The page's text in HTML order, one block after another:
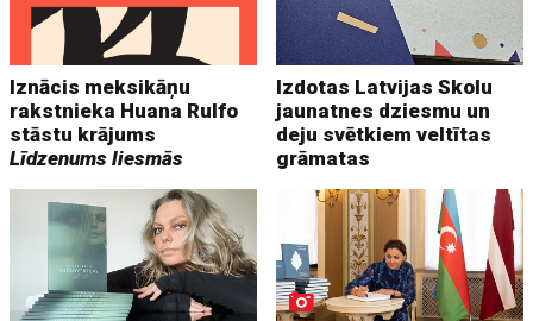
Iznācis meksikāņu
rakstnieka Huana Rulfo
stāstu krājums
Līdzenums liesmās
Izdotas Latvijas Skolu
jaunatnes dziesmu un
deju svētkiem veltītas
grāmatas